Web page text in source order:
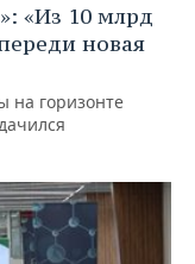
«Из 10 млрд
новая
на горизонте